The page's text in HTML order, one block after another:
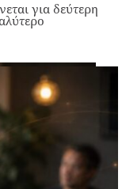
για δεύτερη